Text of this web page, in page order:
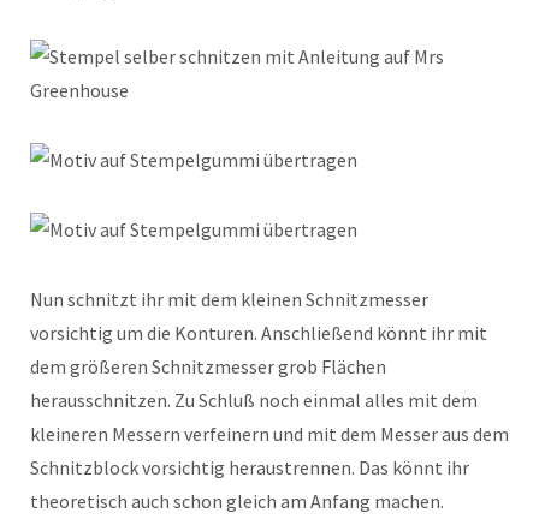
Nun schnitzt ihr mit dem kleinen Schnitzmesser
vorsichtig um die Konturen. Anschließend könnt ihr mit
dem größeren Schnitzmesser grob Flächen
herausschnitzen. Zu Schluß noch einmal alles mit dem
kleineren Messern verfeinern und mit dem Messer aus dem
Schnitzblock vorsichtig heraustrennen. Das könnt ihr
theoretisch auch schon gleich am Anfang machen.